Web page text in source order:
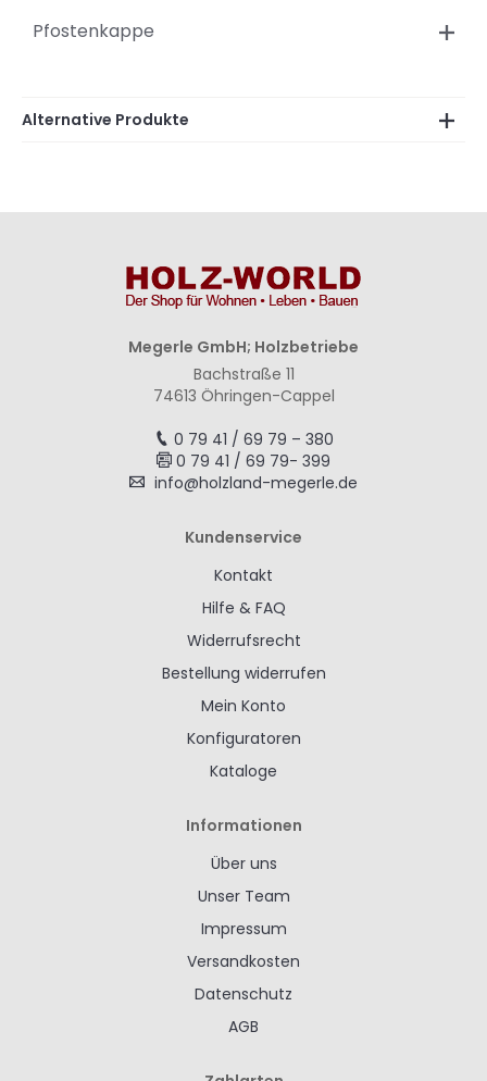
Pfostenkappe
Alternative Produkte
Megerle GmbH; Holzbetriebe
Bachstraße 11
74613 Öhringen-Cappel
0 79 41 / 69 79 – 380
0 79 41 / 69 79- 399
info@holzland-megerle.de
Kundenservice
Kontakt
Hilfe & FAQ
Widerrufsrecht
Bestellung widerrufen
Mein Konto
Konfiguratoren
Kataloge
Informationen
Über uns
Unser Team
Impressum
Versandkosten
Datenschutz
AGB